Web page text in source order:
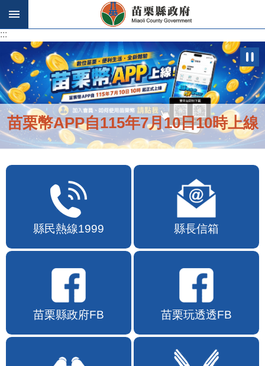
跳到主要內容區塊
:::
苗栗幣APP自115年7月10日10時上線
縣民熱線1999 縣長信箱
苗栗縣政府FB 苗栗玩透透FB